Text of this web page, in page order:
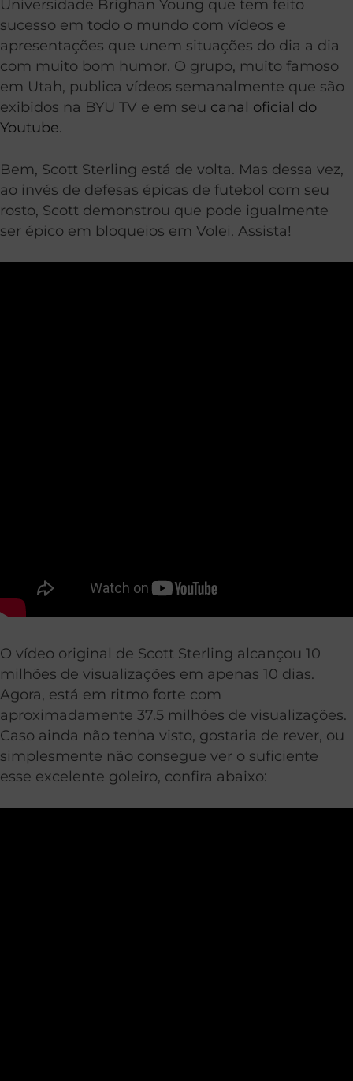
Universidade Brighan Young que tem feito
sucesso em todo o mundo com vídeos e
apresentações que unem situações do dia a dia
com muito bom humor. O grupo, muito famoso
em Utah, publica vídeos semanalmente que são
exibidos na BYU TV e em seu canal oficial do
Youtube.
Bem, Scott Sterling está de volta. Mas dessa vez,
ao invés de defesas épicas de futebol com seu
rosto, Scott demonstrou que pode igualmente
ser épico em bloqueios em Volei. Assista!
O vídeo original de Scott Sterling alcançou 10
milhões de visualizações em apenas 10 dias.
Agora, está em ritmo forte com
aproximadamente 37.5 milhões de visualizações.
Caso ainda não tenha visto, gostaria de rever, ou
simplesmente não consegue ver o suficiente
esse excelente goleiro, confira abaixo: